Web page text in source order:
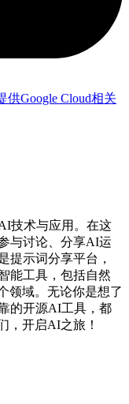
供Google Cloud相关
技术与应用。在这
与讨论、分享AI运
提示词分享平台，
能工具，包括自然
领域。无论你是想了
的开源AI工具，都
，开启AI之旅！